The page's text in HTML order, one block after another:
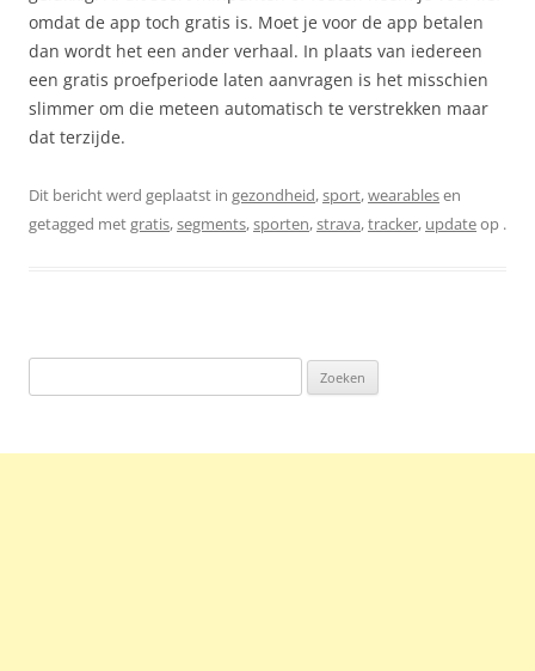
omdat de app toch gratis is. Moet je voor de app betalen
dan wordt het een ander verhaal. In plaats van iedereen
een gratis proefperiode laten aanvragen is het misschien
slimmer om die meteen automatisch te verstrekken maar
dat terzijde.
Dit bericht werd geplaatst in gezondheid,sport,wearablesen
getagged metgratis,segments,sporten,strava,tracker, updateop .
naar: